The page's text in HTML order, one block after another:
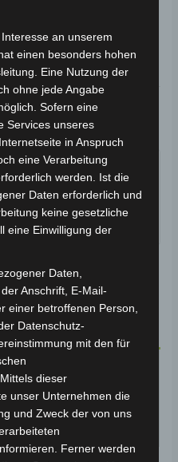
Kategorie:
VB7
Checkout
24 Stunden*
an unserem
einen besonders hohen
Eine Nutzung der
ohne jede Angabe
Sofern eine
Services unseres
in Anspruch
eine Verarbeitung
werden. Ist die
Daten erforderlich und
keine gesetzliche
eine Einwilligung der
Daten,
Anschrift, E-Mail-
einer betroffenen Person,
Datenschutz-
mit den für
dieser
unser Unternehmen die
und Zweck der von uns
Ferner werden